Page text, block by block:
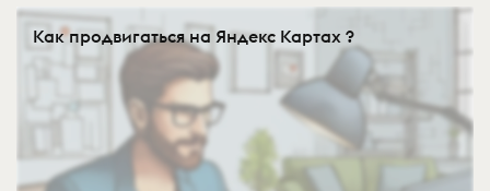
Как продвигаться на Яндекс Картах ?